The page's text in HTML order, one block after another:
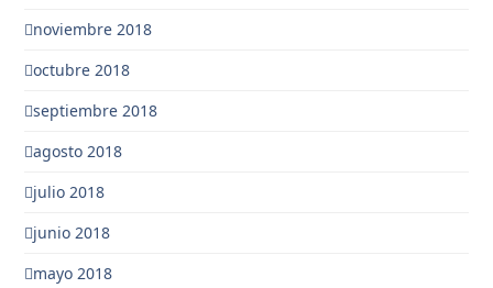
noviembre 2018
octubre 2018
septiembre 2018
agosto 2018
julio 2018
junio 2018
mayo 2018